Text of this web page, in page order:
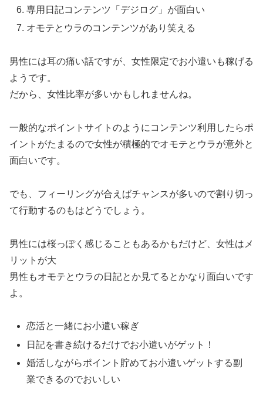
専用日記コンテンツ「デジログ」が面白い
オモテとウラのコンテンツがあり笑える
男性には耳の痛い話ですが、女性限定でお小遣いも稼げる
ようです。
だから、女性比率が多いかもしれませんね。
一般的なポイントサイトのようにコンテンツ利用したらポ
イントがたまるので女性が積極的でオモテとウラが意外と
面白いです。
でも、フィーリングが合えばチャンスが多いので割り切っ
て行動するのもはどうでしょう。
男性には桜っぽく感じることもあるかもだけど、女性はメ
リットが大
男性もオモテとウラの日記とか見てるとかなり面白いです
よ。
恋活と一緒にお小遣い稼ぎ
日記を書き続けるだけでお小遣いがゲット！
婚活しながらポイント貯めてお小遣いゲットする副
業できるのでおいしい